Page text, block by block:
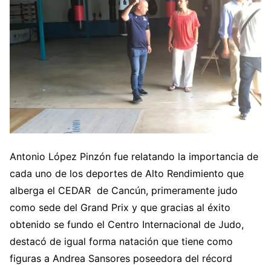
Antonio López Pinzón fue relatando la importancia de
cada uno de los deportes de Alto Rendimiento que
alberga el CEDAR de Cancún, primeramente judo
como sede del Grand Prix y que gracias al éxito
obtenido se fundo el Centro Internacional de Judo,
destacó de igual forma natación que tiene como
figuras a Andrea Sansores poseedora del récord